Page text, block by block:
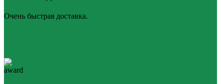
Очень быстрая доставка.